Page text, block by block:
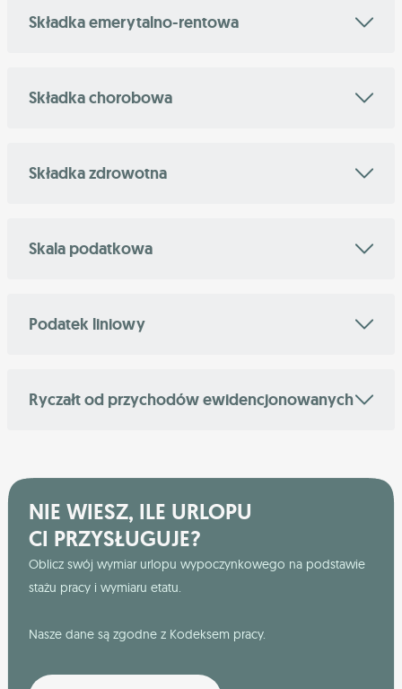
Składka emerytalno-rentowa
Składka chorobowa
Składka zdrowotna
Skala podatkowa
Podatek liniowy
Ryczałt od przychodów ewidencjonowanych
NIE WIESZ, ILE URLOPU
CI PRZYSŁUGUJE?
Oblicz swój wymiar urlopu wypoczynkowego na podstawie
stażu pracy i wymiaru etatu.
Nasze dane są zgodne z Kodeksem pracy.